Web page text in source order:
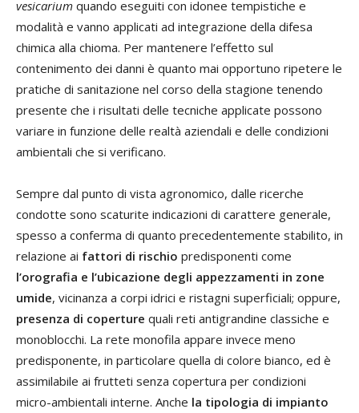
vesicarium quando eseguiti con idonee tempistiche e
modalità e vanno applicati ad integrazione della difesa
chimica alla chioma. Per mantenere l’effetto sul
contenimento dei danni è quanto mai opportuno ripetere le
pratiche di sanitazione nel corso della stagione tenendo
presente che i risultati delle tecniche applicate possono
variare in funzione delle realtà aziendali e delle condizioni
ambientali che si verificano.
Sempre dal punto di vista agronomico, dalle ricerche
condotte sono scaturite indicazioni di carattere generale,
spesso a conferma di quanto precedentemente stabilito, in
relazione ai fattori di rischio predisponenti come
l’orografia e l’ubicazione degli appezzamenti in zone
umide, vicinanza a corpi idrici e ristagni superficiali; oppure,
presenza di coperture quali reti antigrandine classiche e
monoblocchi. La rete monofila appare invece meno
predisponente, in particolare quella di colore bianco, ed è
assimilabile ai frutteti senza copertura per condizioni
micro-ambientali interne. Anche la tipologia di impianto